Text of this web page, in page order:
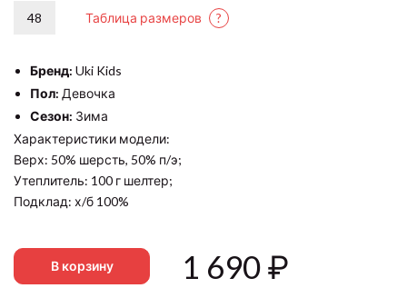
48 Таблица размеров ?
Бренд: Uki Kids
Пол: Девочка
Сезон: Зима
Характеристики модели:
Верх: 50% шерсть, 50% п/э;
Утеплитель: 100 г шелтер;
Подклад: х/б 100%
В корзину 1 690₽